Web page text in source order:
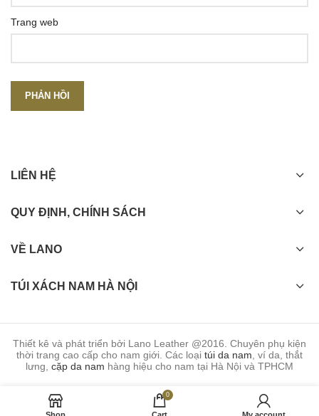
Trang web
LIÊN HỆ
QUY ĐỊNH, CHÍNH SÁCH
VỀ LANO
TÚI XÁCH NAM HÀ NỘI
Thiết kê và phát triển bởi Lano Leather @2016. Chuyên phụ kiện
thời trang cao cấp cho nam giới. Các loại túi da nam, ví da, thắt
lưng, cặp da nam hàng hiệu cho nam tại Hà Nội và TPHCM
0